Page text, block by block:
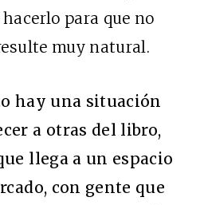
para que no
muy natural.
hay una situación
a otras del libro,
llega a un espacio
con gente que